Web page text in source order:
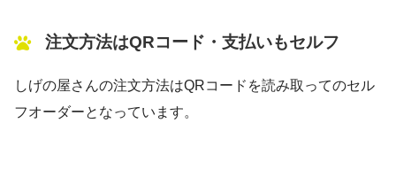
注文方法はQRコード・支払いもセルフ
しげの屋さんの注文方法はQRコードを読み取ってのセル
フオーダーとなっています。